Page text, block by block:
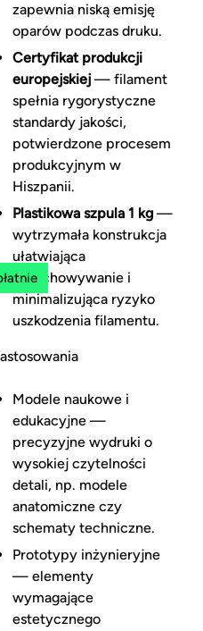
zapewnia niską emisję
oparów podczas druku.
Certyfikat produkcji
europejskiej— filament
spełnia rygorystyczne
standardy jakości,
potwierdzone procesem
produkcyjnym w
Hiszpanii.
Plastikowa szpula 1 kg—
wytrzymała konstrukcja
ułatwiająca
przechowywanie i
minimalizująca ryzyko
uszkodzenia filamentu.
Modele naukowe i
edukacyjne —
precyzyjne wydruki o
wysokiej czytelności
detali, np. modele
anatomiczne czy
schematy techniczne.
Prototypy inżynieryjne
— elementy
wymagające
estetycznego